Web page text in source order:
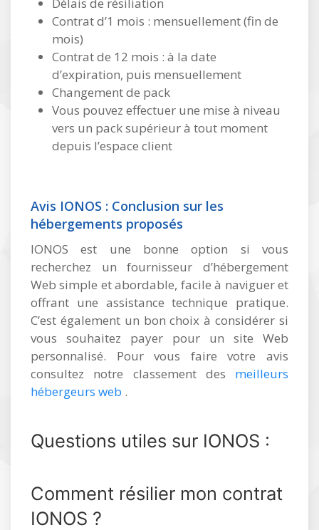
Contrat d’1 mois : mensuellement (fin de
mois)
Contrat de 12 mois : à la date
d’expiration, puis mensuellement
Changement de pack
Vous pouvez effectuer une mise à niveau
vers un pack supérieur à tout moment
depuis l’espace client
Avis IONOS : Conclusion sur les
hébergements proposés
IONOS est une bonne option si vous
recherchez un fournisseur d’hébergement
Web simple et abordable, facile à naviguer et
offrant une assistance technique pratique.
C’est également un bon choix à considérer si
vous souhaitez payer pour un site Web
personnalisé. Pour vous faire votre avis
consultez notre classement des meilleurs
hébergeurs web .
Questions utiles sur IONOS :
Comment résilier mon contrat
IONOS ?